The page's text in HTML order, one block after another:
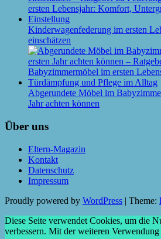
Kinderwagenfederung im ersten
einschätzen
Abgerundete Möbel im
Jahr achten können
Über uns
Eltern-Magazin
Kontakt
Datenschutz
Impressum
Proudly powered by WordPress | Theme:
Diese Seite verwendet Cookies, um die
verbessern. Mit der weiteren